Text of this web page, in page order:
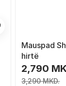
Mauspad
hirtë
2,790
3,290 MKD.